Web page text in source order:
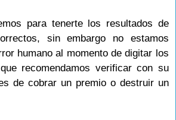
para tenerte los resultados de
sin embargo no estamos
humano al momento de digitar los
recomendamos verificar con su
de cobrar un premio o destruir un